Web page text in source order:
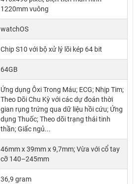
1220mm vuông
watchOS
Chip S10 với bộ xử lý lõi kép 64 bit
64GB
Ứng dụng Ôxi Trong Máu; ECG; Nhịp Tim;
Theo Dõi Chu Kỳ với các dự đoán thời
gian rụng trứng qua dữ liệu hồi cứu; Ứng
dụng Thuốc; Theo dõi trạng thái tinh
thần; Giấc ngủ...
46mm x 39mm x 9,7mm; Vừa với cổ tay
cỡ 140–245mm
36,9 gram